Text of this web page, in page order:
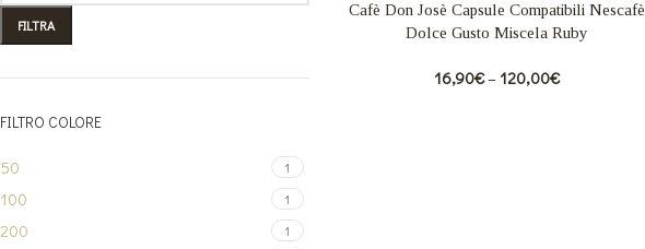
FILTRA
FILTRO COLORE
50 1
100 1
200 1
Cafè Don Josè Capsule Compatibili Nescafè
Dolce Gusto Miscela Ruby
16,90€– 120,00€